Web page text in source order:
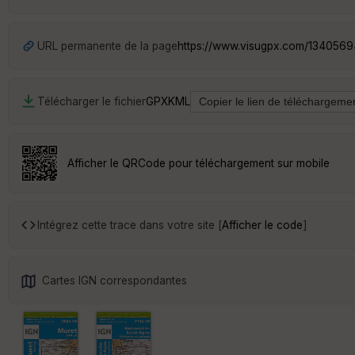
URL permanente de la pagehttps://www.visugpx.com/
Télécharger le fichierGPXKML
Afficher le QRCode pour téléchargement sur mobile
Intégrez cette trace dans votre site [Afficher le code]
Cartes IGN correspondantes